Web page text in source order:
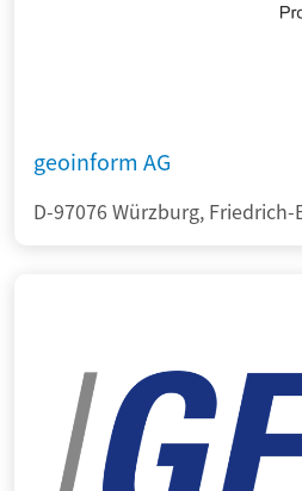
geoinform AG
D-97076 Würzburg, Friedrich-